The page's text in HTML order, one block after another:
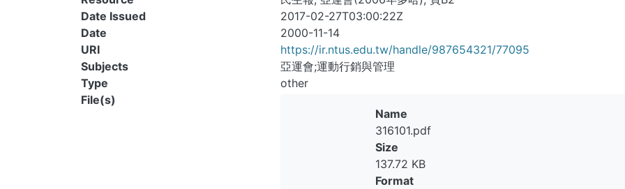
Date Issued
2017-02-27T03:00:22Z
Date
2000-11-14
URI
https://ir.ntus.edu.tw/handle/987654321/77095
Subjects
亞運會;運動行銷與管理
Type
other
File(s)
Name
316101.pdf
Size
137.72 KB
Format